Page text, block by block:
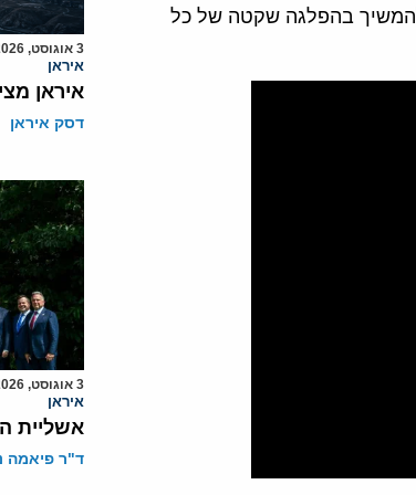
בהפלגה שקטה של כל
3 אוגוסט, 2026
איראן
איראן
דסק איראן
3 אוגוסט, 2026
איראן
אשליית
ד"ר פיאמה